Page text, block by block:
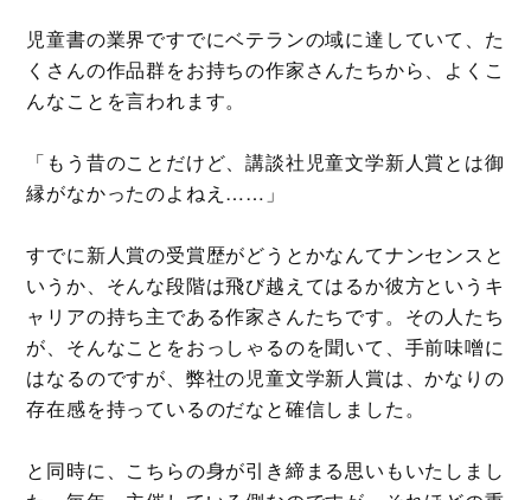
児童書の業界ですでにベテランの域に達していて、た
くさんの作品群をお持ちの作家さんたちから、よくこ
んなことを言われます。
「もう昔のことだけど、講談社児童文学新人賞とは御
縁がなかったのよねえ……」
すでに新人賞の受賞歴がどうとかなんてナンセンスと
いうか、そんな段階は飛び越えてはるか彼方というキ
ャリアの持ち主である作家さんたちです。その人たち
が、そんなことをおっしゃるのを聞いて、手前味噌に
はなるのですが、弊社の児童文学新人賞は、かなりの
存在感を持っているのだなと確信しました。
と同時に、こちらの身が引き締まる思いもいたしまし